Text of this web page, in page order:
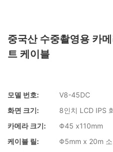
중국산 수중촬영용 카
트 케이블
모델 번호:
V8-45DC
화면 크기:
8인치 LCD IPS
카메라 크기:
Φ45 x110mm
케이블 릴:
Φ5mm x 20m 소